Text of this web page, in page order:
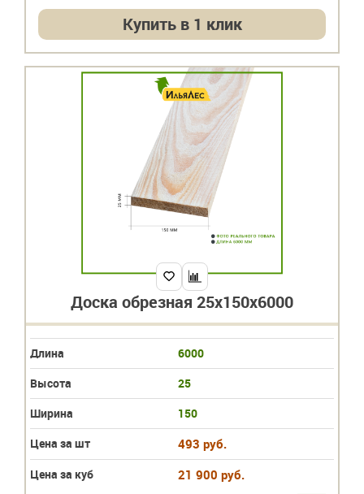
Купить в 1 клик
Доска обрезная 25х150х6000
Длина
6000
Высота
25
Ширина
150
Цена за шт
493 руб.
Цена за куб 21 900 руб.